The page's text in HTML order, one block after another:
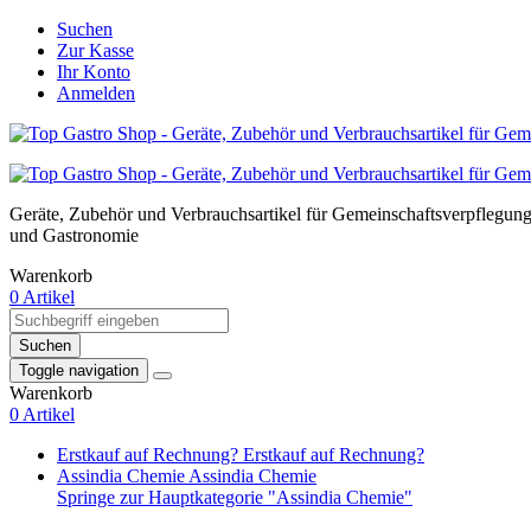
Suchen
Zur Kasse
Ihr Konto
Anmelden
Geräte, Zubehör und Verbrauchsartikel für Gemeinschaftsverpflegung
und Gastronomie
Warenkorb
0 Artikel
Suchen
Toggle navigation
Warenkorb
0 Artikel
Erstkauf auf Rechnung? Erstkauf auf Rechnung?
Assindia Chemie Assindia Chemie
Springe zur Hauptkategorie "Assindia Chemie"